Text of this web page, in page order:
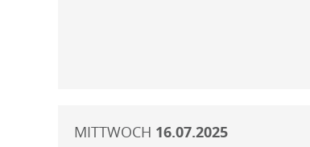
MITTWOCH 16.07.2025